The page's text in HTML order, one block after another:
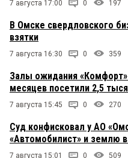
7 августа 17:00 0 197
В Омске свердловского
взятки
7 августа 16:30 0 359
Залы ожидания «Комфорт»
месяцев посетили 2,5
7 августа 15:45 0 270
Суд конфисковал у АО
«Автомобилист» и землю
7 августа 15:01 0 509